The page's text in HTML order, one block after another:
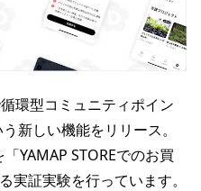
環型コミュニティポイン
新しい機能をリリース。
YAMAP STOREでのお買
実証実験を行っています。